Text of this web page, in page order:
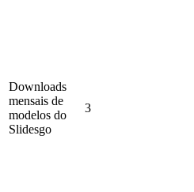
Downloads
mensais de
modelos do
Slidesgo
3